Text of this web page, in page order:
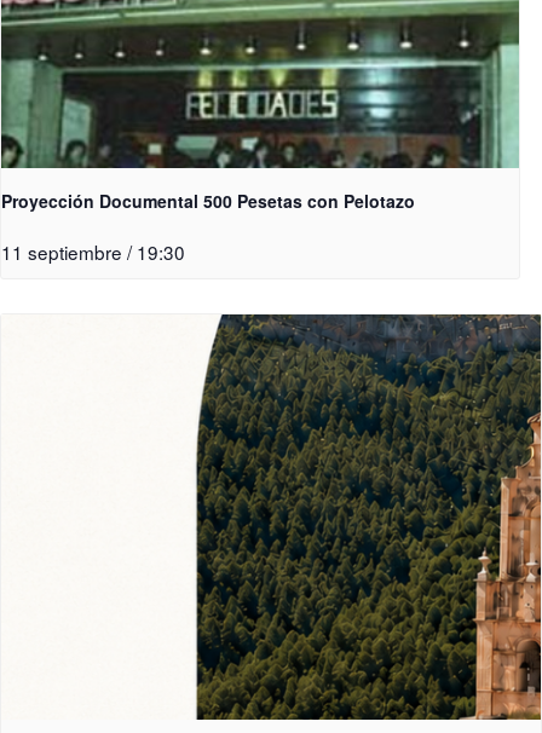
Proyección Documental 500 Pesetas con Pelotazo
11 septiembre / 19:30